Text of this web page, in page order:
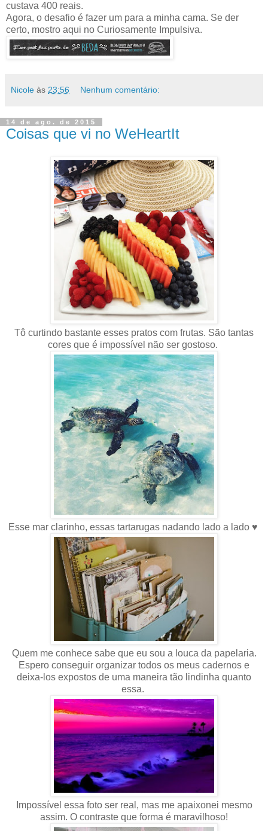
custava 400 reais.
Agora, o desafio é fazer um para a minha cama. Se der
certo, mostro aqui no Curiosamente Impulsiva.
Nicole às 23:56 Nenhum comentário:
14 de ago. de 2015
Coisas que vi no WeHeartIt
Tô curtindo bastante esses pratos com frutas. São tantas
cores que é impossível não ser gostoso.
Esse mar clarinho, essas tartarugas nadando lado a lado ♥
Quem me conhece sabe que eu sou a louca da papelaria.
Espero conseguir organizar todos os meus cadernos e
deixa-los expostos de uma maneira tão lindinha quanto
essa.
Impossível essa foto ser real, mas me apaixonei mesmo
assim. O contraste que forma é maravilhoso!